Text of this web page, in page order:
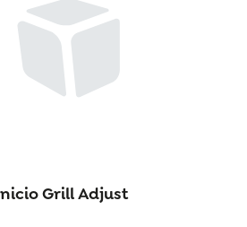
Grill Adjust